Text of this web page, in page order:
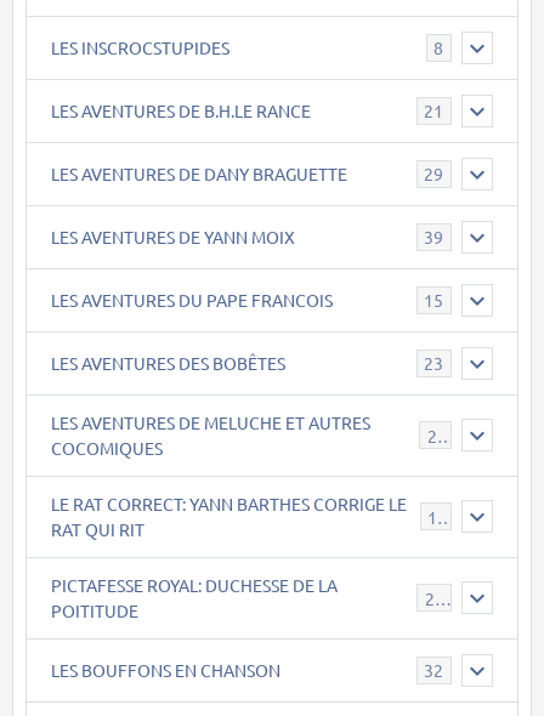
LES INSCROCSTUPIDES 8
LES AVENTURES DE B.H.LE RANCE 21
LES AVENTURES DE DANY BRAGUETTE 29
LES AVENTURES DE YANN MOIX 39
LES AVENTURES DU PAPE FRANCOIS 15
LES AVENTURES DES BOBÊTES 23
LES AVENTURES DE MELUCHE ET AUTRES
COCOMIQUES
LE RAT CORRECT: YANN BARTHES CORRIGE LE
RAT QUI RIT
PICTAFESSE ROYAL: DUCHESSE DE LA
POITITUDE
LES BOUFFONS EN CHANSON 32